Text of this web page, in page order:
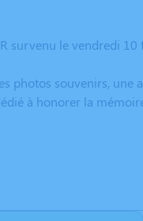
survenu le vendredi
photos souvenirs, une
à honorer la